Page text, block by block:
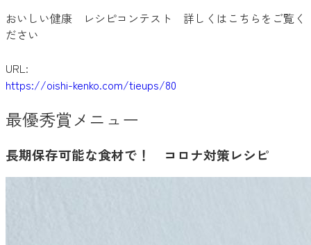
おいしい健康 レシピコンテスト 詳しくはこちらをご覧く
ださい
URL:
https://oishi-kenko.com/tieups/80
最優秀賞メニュー
長期保存可能な食材で！ コロナ対策レシピ